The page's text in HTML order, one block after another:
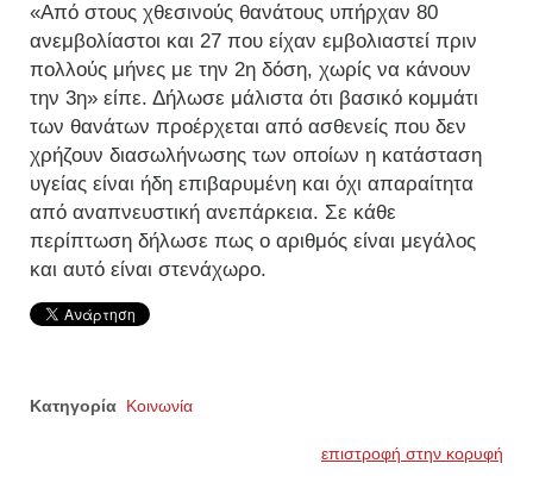
«Από στους χθεσινούς θανάτους υπήρχαν 80
ανεμβολίαστοι και 27 που είχαν εμβολιαστεί πριν
πολλούς μήνες με την 2η δόση, χωρίς να κάνουν
την 3η» είπε. Δήλωσε μάλιστα ότι βασικό κομμάτι
των θανάτων προέρχεται από ασθενείς που δεν
χρήζουν διασωλήνωσης των οποίων η κατάσταση
υγείας είναι ήδη επιβαρυμένη και όχι απαραίτητα
από αναπνευστική ανεπάρκεια. Σε κάθε
περίπτωση δήλωσε πως ο αριθμός είναι μεγάλος
και αυτό είναι στενάχωρο.
Κατηγορία Κοινωνία
επιστροφή στην κορυφή